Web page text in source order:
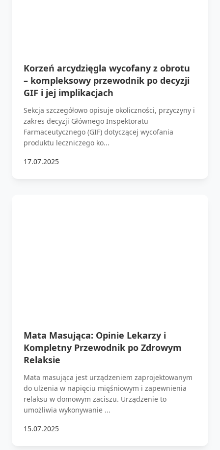
Korzeń arcydzięgla wycofany z obrotu
– kompleksowy przewodnik po decyzji
GIF i jej implikacjach
Sekcja szczegółowo opisuje okoliczności, przyczyny i
zakres decyzji Głównego Inspektoratu
Farmaceutycznego (GIF) dotyczącej wycofania
produktu leczniczego ko...
17.07.2025
Mata Masująca: Opinie Lekarzy i
Kompletny Przewodnik po Zdrowym
Relaksie
Mata masująca jest urządzeniem zaprojektowanym
do ulżenia w napięciu mięśniowym i zapewnienia
relaksu w domowym zaciszu. Urządzenie to
umożliwia wykonywanie ...
15.07.2025